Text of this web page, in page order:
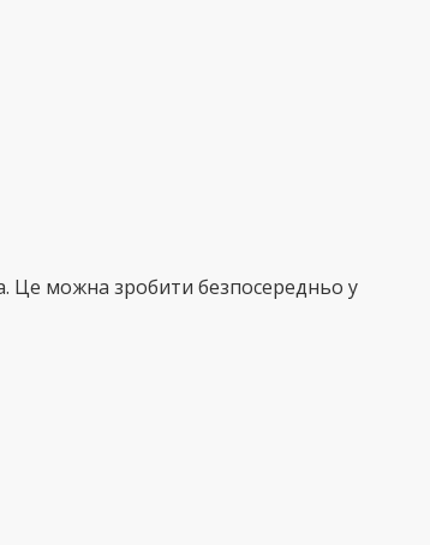
Це можна зробити безпосередньо у